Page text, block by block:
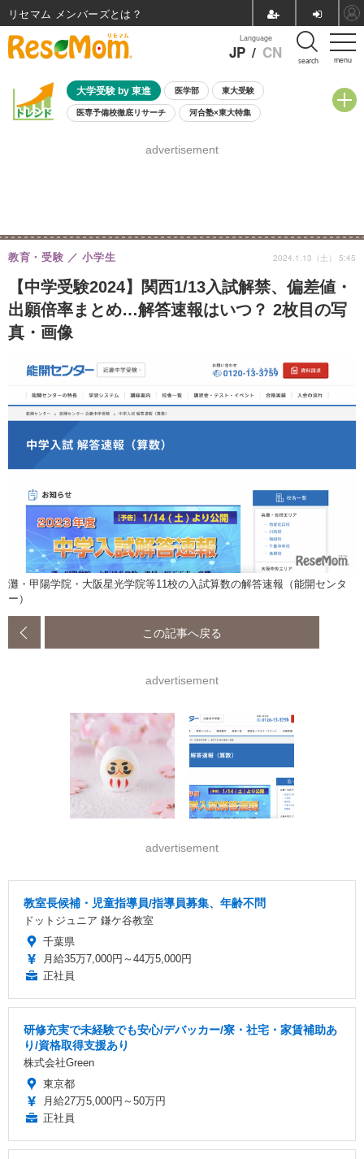
menu
Language
JP / CN search
大学受験 by 東進 医学部 東大受験
医専予備校徹底リサーチ 河合塾×東大特集
8月開催学校説明会・相談会
advertisement
【中学受験2024】関西1/13入試解禁、偏差値・
出願倍率まとめ…解答速報はいつ？ 2枚目の写
真・画像
教育・受験 小学生 2024.1.13（土） 5:45
灘・甲陽学院・大阪星光学院等11校の入試算数の解答速報（能開センタ
ー）
この記事へ戻る
advertisement
advertisement
教室長候補・児童指導員/指導員募集、年齢不問
ドットジュニア 鎌ケ谷教室
千葉県
月給35万7,000円～44万5,000円
正社員
研修充実で未経験でも安心/デバッカー/寮・社宅・家賃補助あ
り/資格取得支援あり
株式会社Green
東京都
月給27万5,000円～50万円
正社員
リセマム メンバーズ